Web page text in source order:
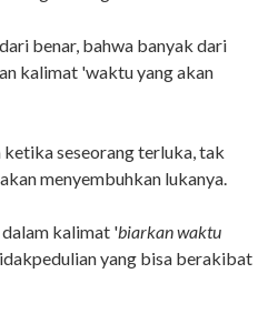
benar, bahwa banyak dari
kalimat 'waktu yang akan
seseorang terluka, tak
menyembuhkan lukanya.
kalimat 'biarkan waktu
yang bisa berakibat